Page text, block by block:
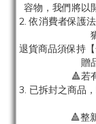
容物，我們將以
2. 依消費者保護
退貨商品須保持
贈
🔺若
3. 已拆封之商品
🔺整